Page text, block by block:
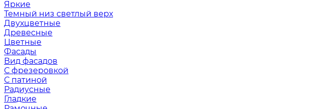
Яркие
Темный низ светлый верх
Двухцветные
Древесные
Цветные
Фасады
Вид фасадов
С фрезеровкой
С патиной
Радиусные
Гладкие